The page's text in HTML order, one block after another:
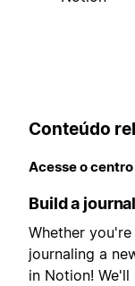
Conteúdo
Acesse o
Build a
Whether
journaling a
in Notion!